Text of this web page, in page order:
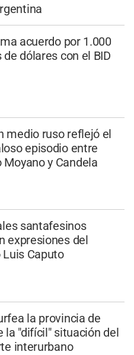
acuerdo por 1.000
dólares con el BID
medio ruso reflejó el
episodio entre
Moyano y Candela
santafesinos
expresiones del
Caputo
la provincia de
la "difícil" situación del
interurbano